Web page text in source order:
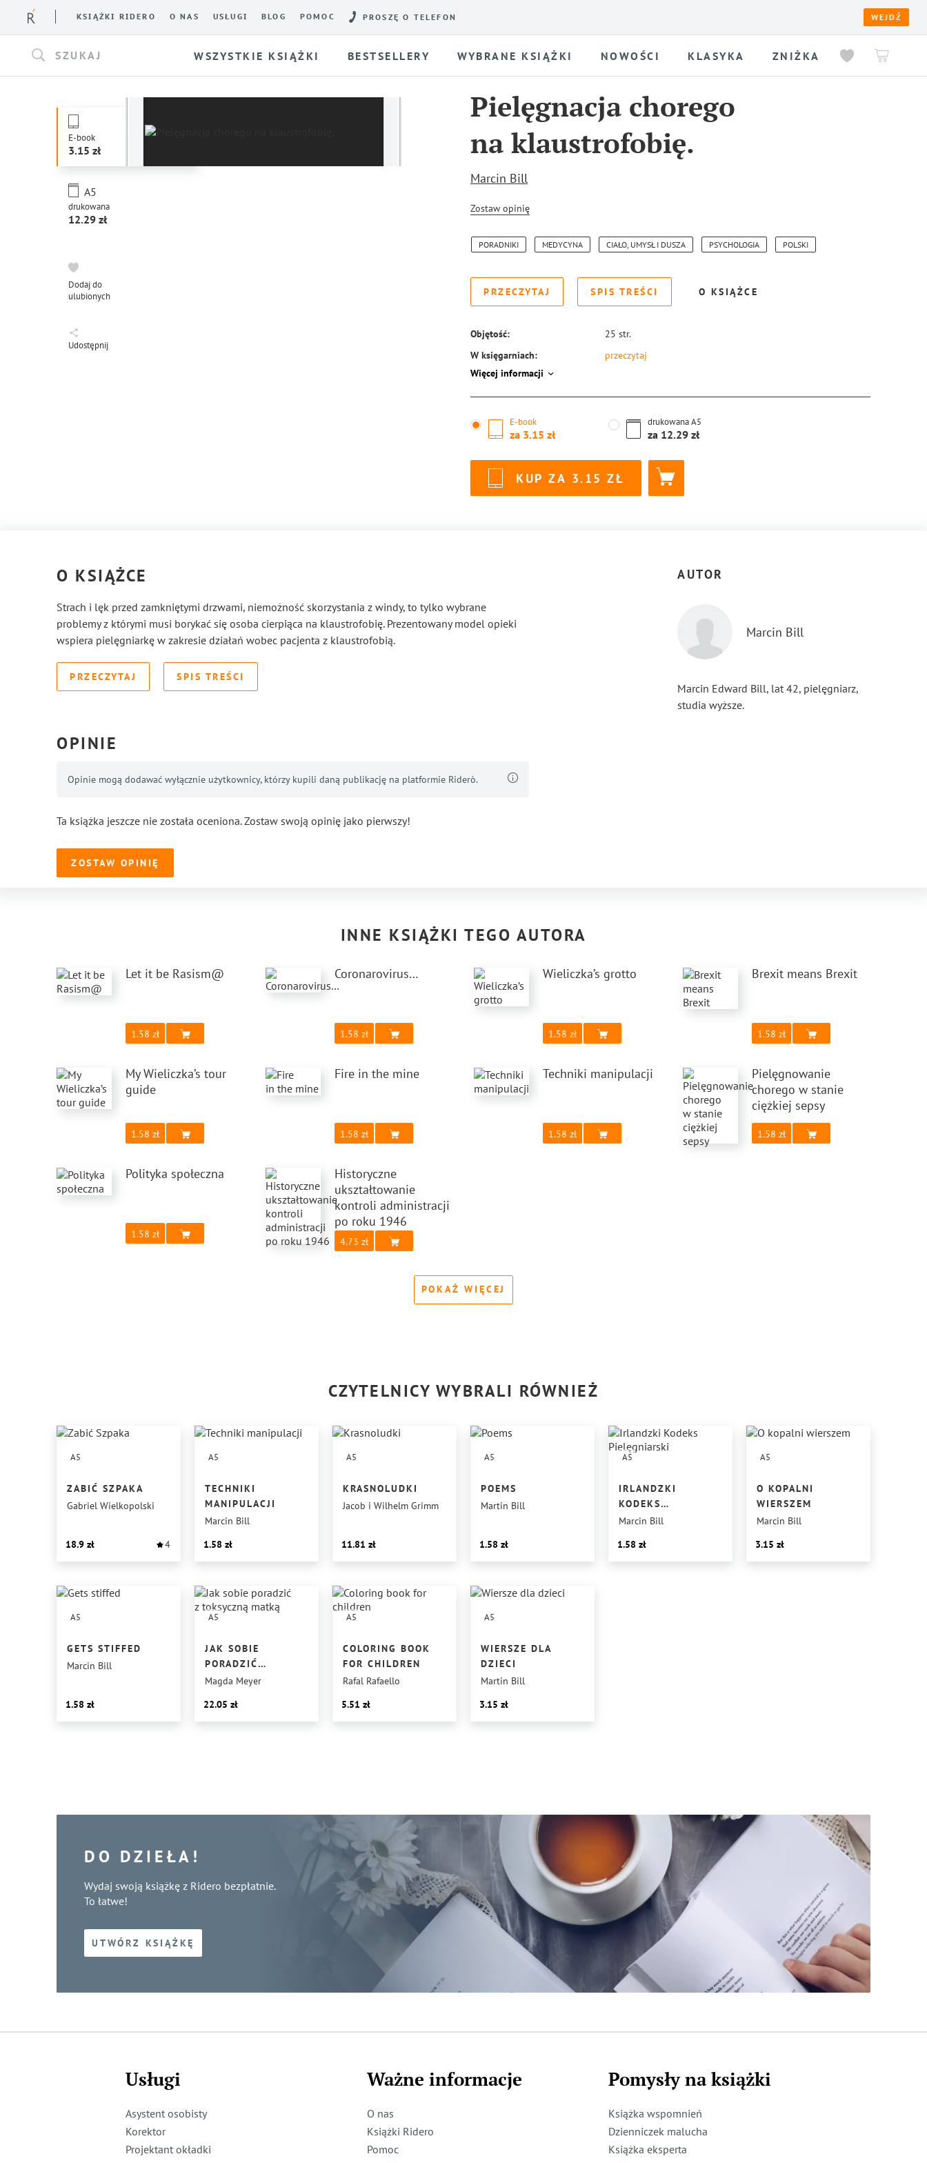
KSIĄŻKI RIDERO O NAS USŁUGI BLOG POMOC PROSZĘ O TELEFON WEJDŹ
SZUKAJ WSZYSTKIE KSIĄŻKI BESTSELLERY WYBRANE KSIĄŻKI NOWOŚCI KLASYKA ZNIŻKA
E-book
3.15
drukowana
A5
12.29
Dodaj do
ulubionych
Udostępnij
Pielęgnacja chorego
na klaustrofobię.
Marcin Bill
Zostaw opinię
PORADNIKI MEDYCYNA CIAŁO, UMYSŁ I DUSZA PSYCHOLOGIA POLSKI
PRZECZYTAJ SPIS TREŚCI O KSIĄŻCE
Objętość: 25 str.
W księgarniach:
przeczytaj
ISBN:
Więcej informacji
E-book
za 3.15
drukowanaA5
za 12.29
KUP ZA 3.15
O KSIĄŻCE
Strach i lęk przed zamkniętymi drzwami, niemożność skorzystania z windy, to tylko wybrane
problemy z którymi musi borykać się osoba cierpiąca na klaustrofobię. Prezentowany model opieki
wspiera pielęgniarkę w zakresie działań wobec pacjenta z klaustrofobią.
PRZECZYTAJ SPIS TREŚCI
OPINIE
Opinie mogą dodawać wyłącznie użytkownicy, którzy kupili daną publikację na platformie Riderò.
Ta książka jeszcze nie została oceniona. Zostaw swoją opinię jako pierwszy!
ZOSTAW OPINIĘ
AUTOR
Marcin Bill
Marcin Edward Bill, lat 42, pielęgniarz,
studia wyższe.
INNE KSIĄŻKI TEGO AUTORA
Let it be Rasism@
1.58
Coronarovirus…
1.58
Wieliczka’s grotto
1.58
Brexit means Brexit
1.58
My Wieliczka’s tour
guide
1.58
Fire in the mine
1.58
Techniki manipulacji
1.58
Pielęgnowanie
chorego w stanie
ciężkiej sepsy
1.58
Polityka społeczna
1.58
Historyczne
ukształtowanie
kontroli administracji
po roku 1946
4.73
POKAŻ WIĘCEJ
CZYTELNICY WYBRALI RÓWNIEŻ
A5
ZABIĆ SZPAKA
Gabriel Wielkopolski
18.9 4
A5
TECHNIKI
MANIPULACJI
Marcin Bill
1.58
A5
KRASNOLUDKI
Jacob i Wilhelm Grimm
11.81
A5
POEMS
Martin Bill
1.58
A5
IRLANDZKI
KODEKS
PIELĘGNIARSKI
Marcin Bill
1.58
A5
O KOPALNI
WIERSZEM
Marcin Bill
3.15
A5
GETS STIFFED
Marcin Bill
1.58
A5
JAK SOBIE
PORADZIĆ
Z TOKSYCZNĄ
Magda Meyer
22.05
A5
COLORING BOOK
FOR CHILDREN
Rafal Rafaello
5.51
A5
WIERSZE DLA
DZIECI
Martin Bill
3.15
DO DZIEŁA!
Wydaj swoją książkę z Ridero bezpłatnie.
To łatwe!
UTWÓRZ KSIĄŻKĘ
Usługi
Asystent osobisty
Korektor
Projektant okładki
Ważne informacje
O nas
Książki Ridero
Pomoc
Pomysły na książki
Książka wspomnień
Dzienniczek malucha
Książka eksperta